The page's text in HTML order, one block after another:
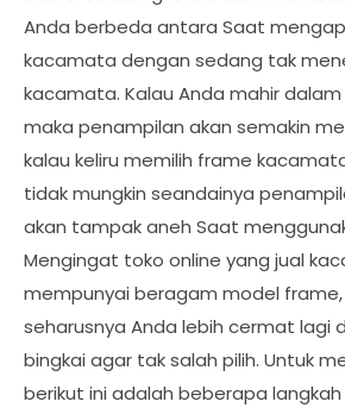
Anda berbeda antara Saat
kacamata dengan sedang tak
kacamata. Kalau Anda mahir
maka penampilan akan semakin
kalau keliru memilih frame
tidak mungkin seandainya
akan tampak aneh Saat
Mengingat toko online yang jual
mempunyai beragam model
seharusnya Anda lebih cermat lagi
bingkai agar tak salah pilih. Untuk
berikut ini adalah beberapa